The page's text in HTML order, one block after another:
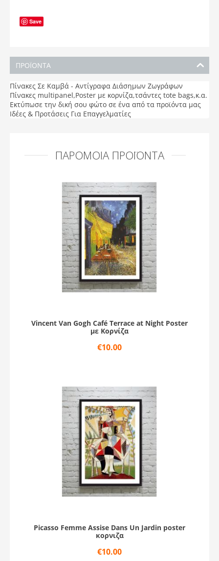
Save
ΠΡΟΪΟΝΤΑ
Πίνακες Σε Καμβά - Αντίγραφα Διάσημων Ζωγράφων
Πίνακες multipanel,Poster με κορνίζα,τσάντες tote bags,κ.α.
Εκτύπωσε την δική σου φώτο σε ένα από τα προϊόντα μας
Ιδέες & Προτάσεις Για Επαγγελματίες
ΠΑΡΌΜΟΙΑ ΠΡΟΪΌΝΤΑ
Vincent Van Gogh Café Terrace at Night Poster
με Κορνίζα
€10.00
Picasso Femme Assise Dans Un Jardin poster
κορνιζα
€10.00